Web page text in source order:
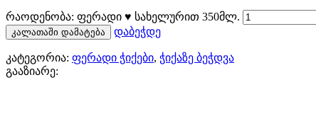
რაოდენობა: ფერადი ♥ სახელურით 350მლ.
კალათაში დამატება დაბეჭდე
კატეგორია: ფერადი ჭიქები, ჭიქაზე ბეჭდვა
გააზიარე: